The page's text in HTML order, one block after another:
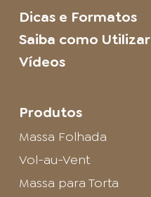
Dicas e Formatos
Saiba como Utilizar
Vídeos
Produtos
Massa Folhada
Vol-au-Vent
Massa para Torta